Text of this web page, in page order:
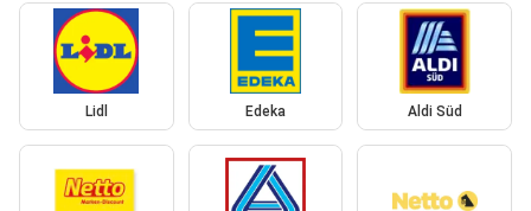
Lidl Edeka Aldi Süd